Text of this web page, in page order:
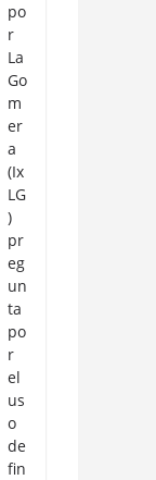
po
r
La
Go
m
er
a
(Ix
LG
)
pr
eg
un
ta
po
r
el
us
o
de
fin